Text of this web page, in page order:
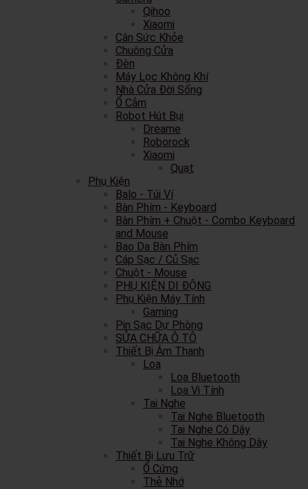
Qihoo
Xiaomi
Cân Sức Khỏe
Chuông Cửa
Đèn
Máy Lọc Không Khí
Nhà Cửa Đời Sống
Ổ Cắm
Robot Hút Bụi
Dreame
Roborock
Xiaomi
Quạt
Phụ Kiện
Balo - Túi Ví
Bàn Phím - Keyboard
Bàn Phím + Chuột - Combo Keyboard
and Mouse
Bao Da Bàn Phím
Cáp Sạc / Củ Sạc
Chuột - Mouse
PHỤ KIỆN DI ĐỘNG
Phụ Kiện Máy Tính
Gaming
Pin Sạc Dự Phòng
SỬA CHỮA Ô TÔ
Thiết Bị Âm Thanh
Loa
Loa Bluetooth
Loa Vi Tính
Tai Nghe
Tai Nghe Bluetooth
Tai Nghe Có Dây
Tai Nghe Không Dây
Thiết Bị Lưu Trữ
Ổ Cứng
Thẻ Nhớ